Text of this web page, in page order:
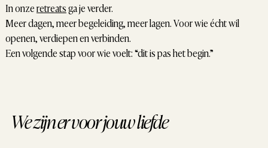
In onzeretreatsga je verder.
Meer dagen, meer begeleiding, meer lagen. Voor wie écht wil
openen, verdiepen en verbinden.
Een volgende stap voor wie voelt: “dit is pas het begin.”
We zijn er voor jouw liefde